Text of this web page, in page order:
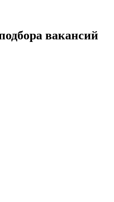
вакансий